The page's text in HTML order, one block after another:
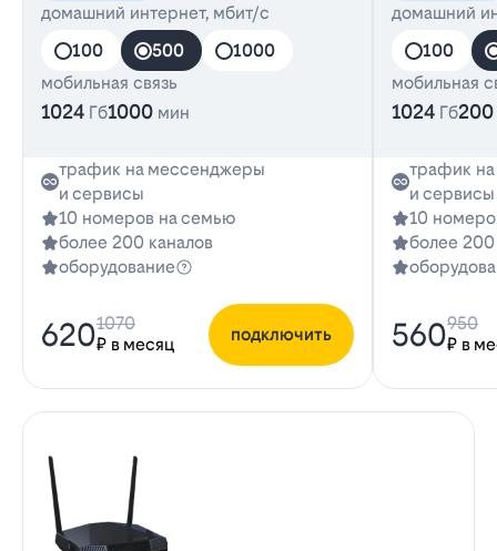
домашний интернет, мбит/с
100
500
1000
мобильная связь
1024 Гб1000 мин
трафик на мессенджеры
и сервисы
10 номеров на семью
более 200 каналов
оборудование
620₽ в месяц
1070
подключить
домашний
100
мобильная
1024 Гб200
трафик
и сервисы
10
более 200
560₽ в
950